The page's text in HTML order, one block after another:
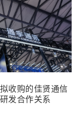
收购的佳贤通信
发合作关系